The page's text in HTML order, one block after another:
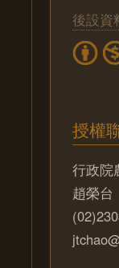
後設資
授權
行政院
趙榮台